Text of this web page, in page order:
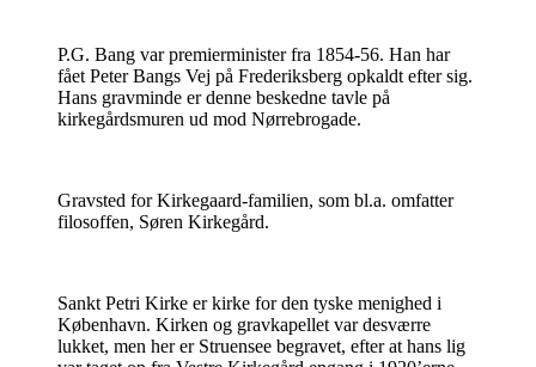
P.G. Bang var premierminister fra 1854-56. Han har
fået Peter Bangs Vej på Frederiksberg opkaldt efter sig.
Hans gravminde er denne beskedne tavle på
kirkegårdsmuren ud mod Nørrebrogade.
Gravsted for Kirkegaard-familien, som bl.a. omfatter
filosoffen, Søren Kirkegård.
Sankt Petri Kirke er kirke for den tyske menighed i
København. Kirken og gravkapellet var desværre
lukket, men her er Struensee begravet, efter at hans lig